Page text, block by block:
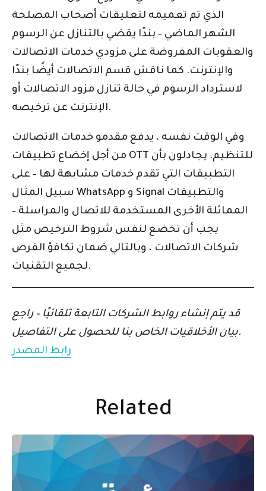
الذي تم تعميمه لتعليقات أصحاب المصلحة
الشهر الماضي – بندًا يقضي بالتنازل عن الرسوم
والعقوبات المفروضة على مزودي خدمات الاتصالات
والإنترنت. كما ناقش قسم الاتصالات أيضًا بندًا
لاسترداد الرسوم في حالة تنازل مزود الاتصالات أو
الإنترنت عن ترخيصه.
وفي الوقت نفسه ، يدفع مقدمو خدمات الاتصالات
من أجل إخضاع تطبيقات OTT للتنظيم. يجادلون بأن
التطبيقات التي تقدم خدمات مشابهة لها – على
سبيل المثال WhatsApp و Signal والتطبيقات
المماثلة الأخرى المستخدمة للاتصال والمراسلة –
يجب أن تخضع لنفس شروط الترخيص مثل
شركات الاتصالات ، وبالتالي ضمان تكافؤ الفرص
لجميع التقنيات.
قد يتم إنشاء روابط الشركات التابعة تلقائيًا – راجع
بيان الأخلاقيات الخاص بنا للحصول على التفاصيل.
رابط المصدر
Related